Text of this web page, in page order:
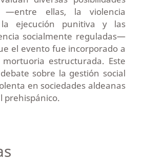
—entre ellas, la violencia
la ejecución punitiva y las
socialmente reguladas—
el evento fue incorporado a
estructurada. Este
sobre la gestión social
en sociedades aldeanas
prehispánico.